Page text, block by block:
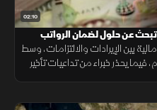
02:10
عن حلول لضمان الرواتب
بين الإيرادات والالتزامات، وسط
فيما يحذر خبراء من تداعيات تأخير